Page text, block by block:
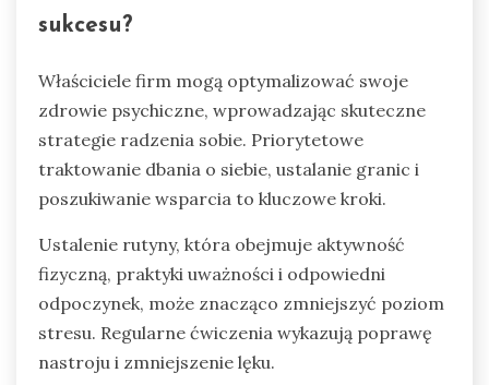
sukcesu?
Właściciele firm mogą optymalizować swoje
zdrowie psychiczne, wprowadzając skuteczne
strategie radzenia sobie. Priorytetowe
traktowanie dbania o siebie, ustalanie granic i
poszukiwanie wsparcia to kluczowe kroki.
Ustalenie rutyny, która obejmuje aktywność
fizyczną, praktyki uważności i odpowiedni
odpoczynek, może znacząco zmniejszyć poziom
stresu. Regularne ćwiczenia wykazują poprawę
nastroju i zmniejszenie lęku.